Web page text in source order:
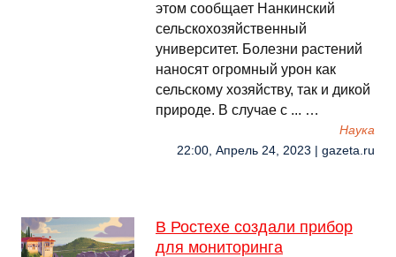
этом сообщает Нанкинский
сельскохозяйственный
университет. Болезни растений
наносят огромный урон как
сельскому хозяйству, так и дикой
природе. В случае с ... …
Наука
22:00, Апрель 24, 2023 | gazeta.ru
В Ростехе создали прибор
для мониторинга